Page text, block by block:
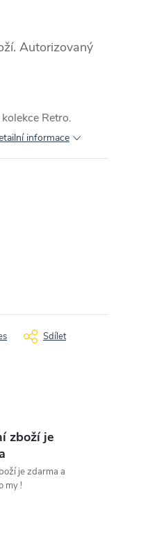
Autorizovaný
Retro.
informace
Sdílet
zboží je
je zdarma a
my !